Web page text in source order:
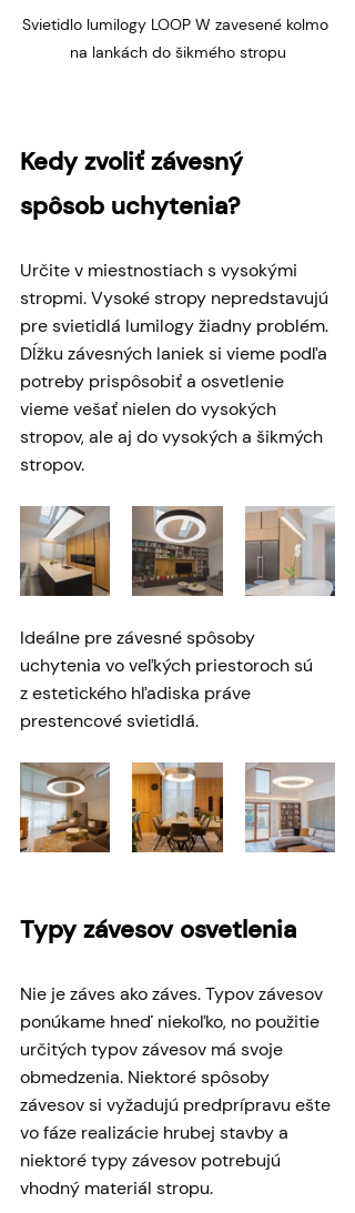
Svietidlo lumilogy LOOP W zavesené kolmo
na lankách do šikmého stropu
Kedy zvoliť závesný
spôsob uchytenia?
Určite v miestnostiach s vysokými
stropmi. Vysoké stropy nepredstavujú
pre svietidlá lumilogy žiadny problém.
Dĺžku závesných laniek si vieme podľa
potreby prispôsobiť a osvetlenie
vieme vešať nielen do vysokých
stropov, ale aj do vysokých a šikmých
stropov.
Ideálne pre závesné spôsoby
uchytenia vo veľkých priestoroch sú
z estetického hľadiska práve
prestencové svietidlá.
Typy závesov osvetlenia
Nie je záves ako záves. Typov závesov
ponúkame hneď niekoľko, no použitie
určitých typov závesov má svoje
obmedzenia. Niektoré spôsoby
závesov si vyžadujú predprípravu ešte
vo fáze realizácie hrubej stavby a
niektoré typy závesov potrebujú
vhodný materiál stropu.